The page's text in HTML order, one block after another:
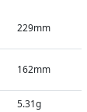
229mm
162mm
5.31g